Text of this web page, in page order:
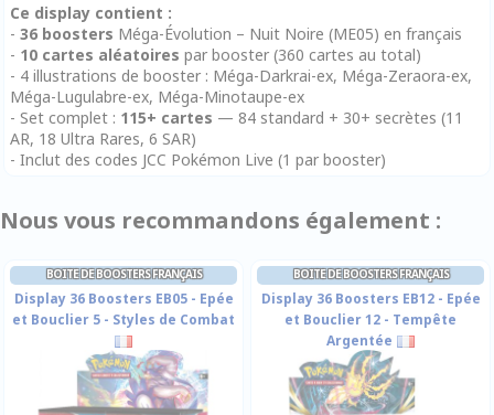
Ce display contient :
- 36 boosters Méga-Évolution – Nuit Noire (ME05) en français
- 10 cartes aléatoires par booster (360 cartes au total)
- 4 illustrations de booster : Méga-Darkrai-ex, Méga-Zeraora-ex,
Méga-Lugulabre-ex, Méga-Minotaupe-ex
- Set complet : 115+ cartes — 84 standard + 30+ secrètes (11
AR, 18 Ultra Rares, 6 SAR)
- Inclut des codes JCC Pokémon Live (1 par booster)
Nous vous recommandons également :
BOITE DE BOOSTERS FRANÇAIS
Display 36 Boosters EB05 - Epée
et Bouclier 5 - Styles de Combat
BOITE DE BOOSTERS FRANÇAIS
Display 36 Boosters EB12 - Epée
et Bouclier 12 - Tempête
Argentée